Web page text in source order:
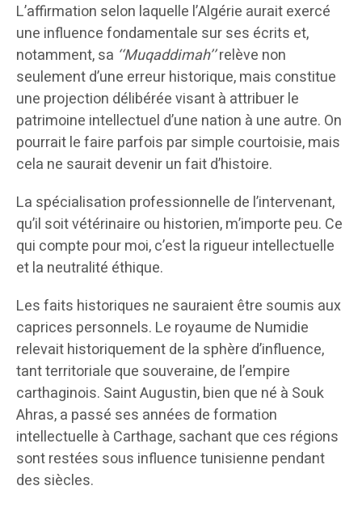
L’affirmation selon laquelle l’Algérie aurait exercé
une influence fondamentale sur ses écrits et,
notamment, sa ‘‘Muqaddimah’’relève non
seulement d’une erreur historique, mais constitue
une projection délibérée visant à attribuer le
patrimoine intellectuel d’une nation à une autre. On
pourrait le faire parfois par simple courtoisie, mais
cela ne saurait devenir un fait d’histoire.
La spécialisation professionnelle de l’intervenant,
qu’il soit vétérinaire ou historien, m’importe peu. Ce
qui compte pour moi, c’est la rigueur intellectuelle
et la neutralité éthique.
Les faits historiques ne sauraient être soumis aux
caprices personnels. Le royaume de Numidie
relevait historiquement de la sphère d’influence,
tant territoriale que souveraine, de l’empire
carthaginois. Saint Augustin, bien que né à Souk
Ahras, a passé ses années de formation
intellectuelle à Carthage, sachant que ces régions
sont restées sous influence tunisienne pendant
des siècles.